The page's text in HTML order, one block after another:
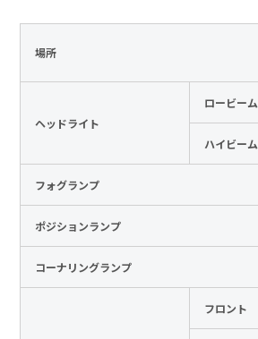
日本語 English
製品検索
全て
ニュース
場所
ヘッドライト
ロービーム
ハイビーム
フォグランプ
ポジションランプ
コーナリングランプ
フロント